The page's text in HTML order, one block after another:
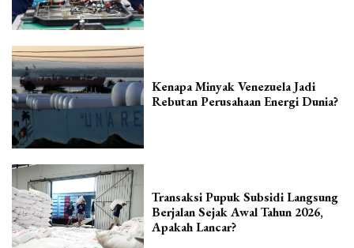
Kenapa Minyak Venezuela Jadi
Rebutan Perusahaan Energi Dunia?
Transaksi Pupuk Subsidi Langsung
Berjalan Sejak Awal Tahun 2026,
Apakah Lancar?